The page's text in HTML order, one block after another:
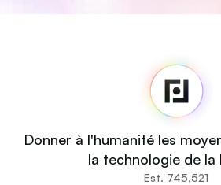
Accueil
Salle de presse
Code source
Fedi For
Vous
Communautés
Organisations
Donner à l'humanité les
la technologie de la
Est. 745,521